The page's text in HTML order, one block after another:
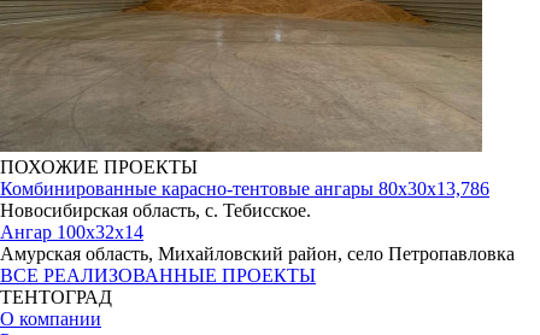
ПОХОЖИЕ ПРОЕКТЫ
Комбинированные карасно-тентовые ангары 80х30х13,786
Новосибирская область, с. Тебисское.
Ангар 100х32х14
Амурская область, Михайловский район, село Петропавловка
ВСЕ РЕАЛИЗОВАННЫЕ ПРОЕКТЫ
ТЕНТОГРАД
О компании